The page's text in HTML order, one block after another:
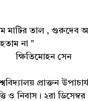
মাটির তাল , গুরুদেব
না "
সেন
প্রাক্তন
ও নিবাস। ২রা